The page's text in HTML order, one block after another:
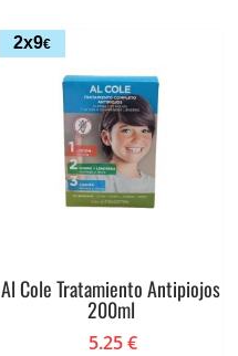
2x9€
Al Cole Tratamiento Antipiojos
200ml
5.25€